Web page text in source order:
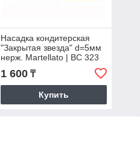
Насадка кондитерская
"Закрытая звезда" d=5мм
нерж. Martellato | BC 323
1 600₸
Купить